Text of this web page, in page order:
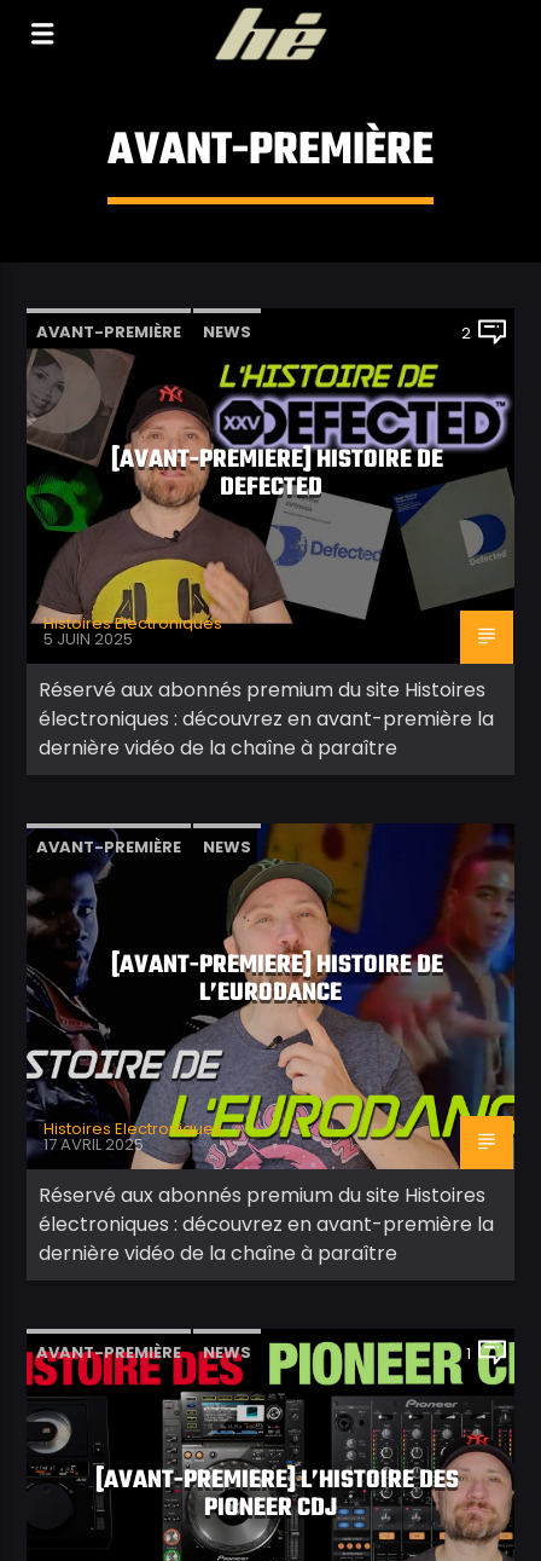
AVANT-PREMIÈRE
AVANT-PREMIÈRE NEWS 2
[AVANT-PREMIERE] HISTOIRE DE
DEFECTED
Histoires Electroniques
5 JUIN 2025
Réservé aux abonnés premium du site Histoires
électroniques : découvrez en avant-première la
dernière vidéo de la chaîne à paraître
AVANT-PREMIÈRE NEWS
[AVANT-PREMIERE] HISTOIRE DE
L’EURODANCE
Histoires Electroniques
17 AVRIL 2025
Réservé aux abonnés premium du site Histoires
électroniques : découvrez en avant-première la
dernière vidéo de la chaîne à paraître
AVANT-PREMIÈRE NEWS 1
[AVANT-PREMIERE] L’HISTOIRE DES
PIONEER CDJ